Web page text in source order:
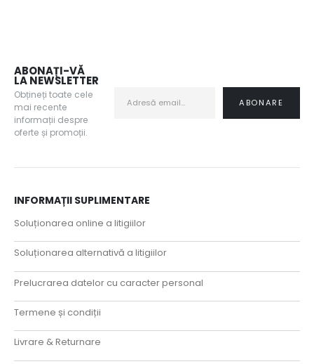
ABONAȚI-VĂ
LA NEWSLETTER
Obțineți toate cele
mai recente
informații despre
oferte și promoții.
INFORMAȚII SUPLIMENTARE
Soluționarea online a litigiilor
Soluționarea alternativă a litigiilor
Prelucrarea datelor cu caracter personal
Termene și condiții
Livrare & Returnare